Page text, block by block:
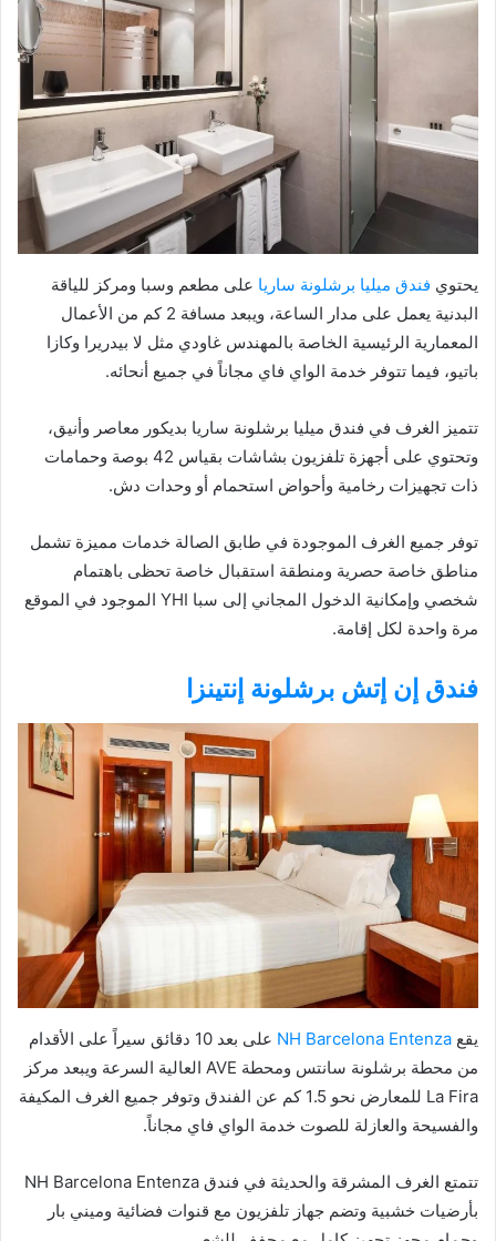
يحتوي فندق ميليا برشلونة ساريا على مطعم وسبا ومركز للياقة
البدنية يعمل على مدار الساعة، ويبعد مسافة 2 كم من الأعمال
المعمارية الرئيسية الخاصة بالمهندس غاودي مثل لا بيدريرا وكازا
باتيو، فيما تتوفر خدمة الواي فاي مجاناً في جميع أنحائه.
تتميز الغرف في فندق ميليا برشلونة ساريا بديكور معاصر وأنيق،
وتحتوي على أجهزة تلفزيون بشاشات بقياس 42 بوصة وحمامات
ذات تجهيزات رخامية وأحواض استحمام أو وحدات دش.
توفر جميع الغرف الموجودة في طابق الصالة خدمات مميزة تشمل
مناطق خاصة حصرية ومنطقة استقبال خاصة تحظى باهتمام
شخصي وإمكانية الدخول المجاني إلى سبا YHI الموجود في الموقع
مرة واحدة لكل إقامة.
فندق إن إتش برشلونة إنتينزا
يقع NH Barcelona Entenza
على بعد 10 دقائق سيراً على الأقدام
من محطة برشلونة سانتس ومحطة AVE العالية السرعة ويبعد مركز
La Fira للمعارض نحو 1.5 كم عن الفندق وتوفر جميع الغرف المكيفة
والفسيحة والعازلة للصوت خدمة الواي فاي مجاناً.
تتمتع الغرف المشرقة والحديثة في فندق NH Barcelona Entenza
بأرضيات خشبية وتضم جهاز تلفزيون مع قنوات فضائية وميني بار